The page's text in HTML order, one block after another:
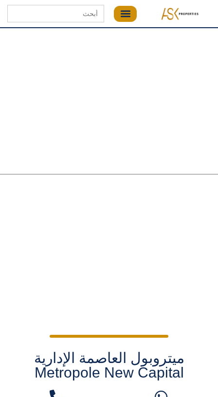
Search
for:
ميتروبول العاصمة الإدارية
Metropole New Capital